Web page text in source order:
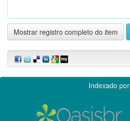
Mostrar registro completo do item
Indexado por